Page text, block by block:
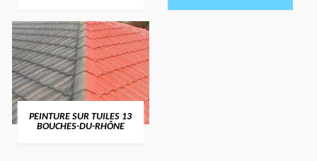
PEINTURE SUR TUILES 13
BOUCHES-DU-RHÔNE